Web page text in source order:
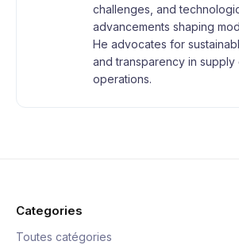
challenges, and
advancements shaping
He advocates for
and transparency in supply
operations.
Categories
Toutes catégories